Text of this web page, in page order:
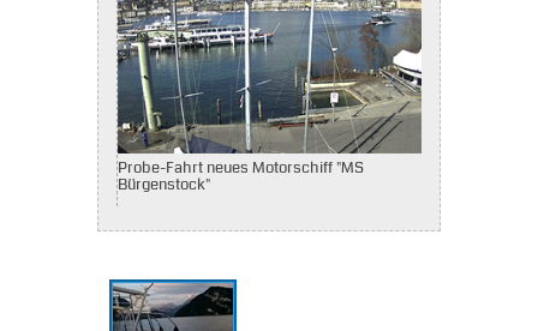
Probe-Fahrt neues Motorschiff "MS
Bürgenstock"